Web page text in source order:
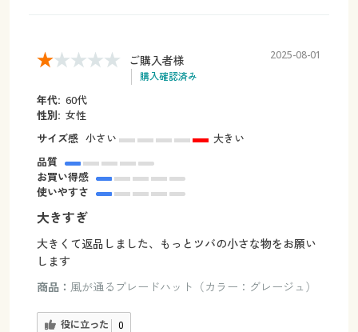
ご購入者様
購入確認済み
2025-08-01
年代: 60代
性別: 女性
サイズ感 小さい
大きい
品質
お買い得感
使いやすさ
大きすぎ
大きくて返品しました、もっとツバの小さな物をお願い
します
商品： 風が通るブレードハット（カラー：グレージュ）
役に立った 0